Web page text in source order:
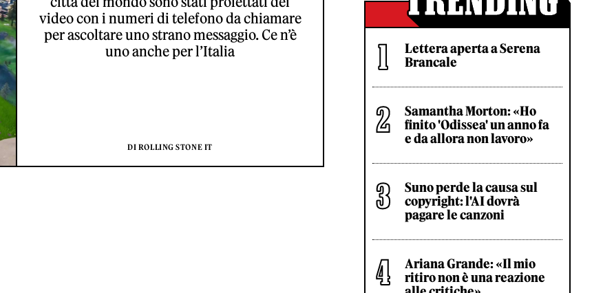
video con i numeri di telefono da chiamare
per ascoltare uno strano messaggio. Ce n’è
uno anche per l’Italia
DI ROLLING STONE IT
Lettera aperta a Serena
Brancale
Samantha Morton: «Ho
finito 'Odissea' un anno fa
e da allora non lavoro»
Suno perde la causa sul
copyright: l'AI dovrà
pagare le canzoni
Ariana Grande: «Il mio
ritiro non è una reazione